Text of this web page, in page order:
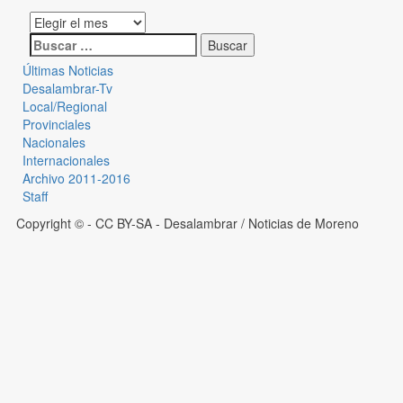
Últimas Noticias
Desalambrar-Tv
Local/Regional
Provinciales
Nacionales
Internacionales
Archivo 2011-2016
Staff
Copyright © - CC BY-SA - Desalambrar / Noticias de Moreno